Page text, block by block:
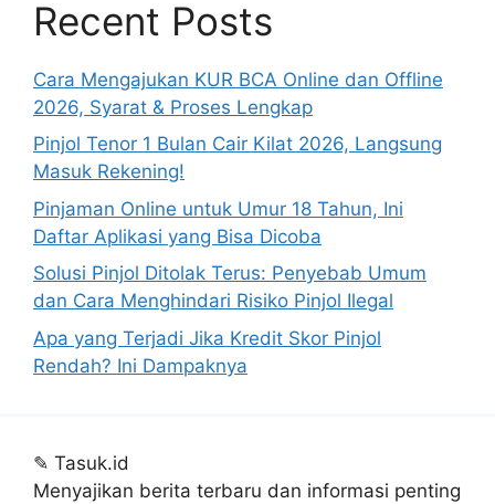
Recent Posts
Cara Mengajukan KUR BCA Online dan Offline
2026, Syarat & Proses Lengkap
Pinjol Tenor 1 Bulan Cair Kilat 2026, Langsung
Masuk Rekening!
Pinjaman Online untuk Umur 18 Tahun, Ini
Daftar Aplikasi yang Bisa Dicoba
Solusi Pinjol Ditolak Terus: Penyebab Umum
dan Cara Menghindari Risiko Pinjol Ilegal
Apa yang Terjadi Jika Kredit Skor Pinjol
Rendah? Ini Dampaknya
✎ Tasuk.id
Menyajikan berita terbaru dan informasi penting